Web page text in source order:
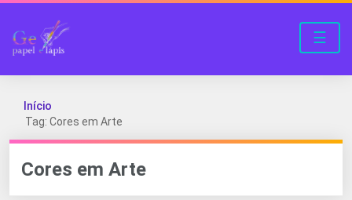
☰
Início
Tag: Cores em Arte
Cores em Arte